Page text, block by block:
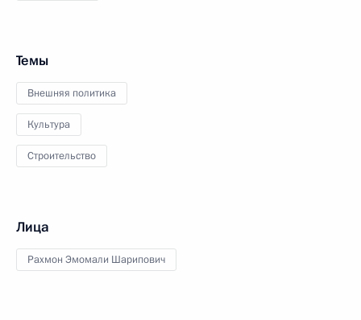
Темы
Внешняя политика
Культура
Строительство
Лица
Рахмон Эмомали Шарипович